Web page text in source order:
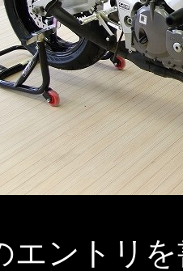
エントリ